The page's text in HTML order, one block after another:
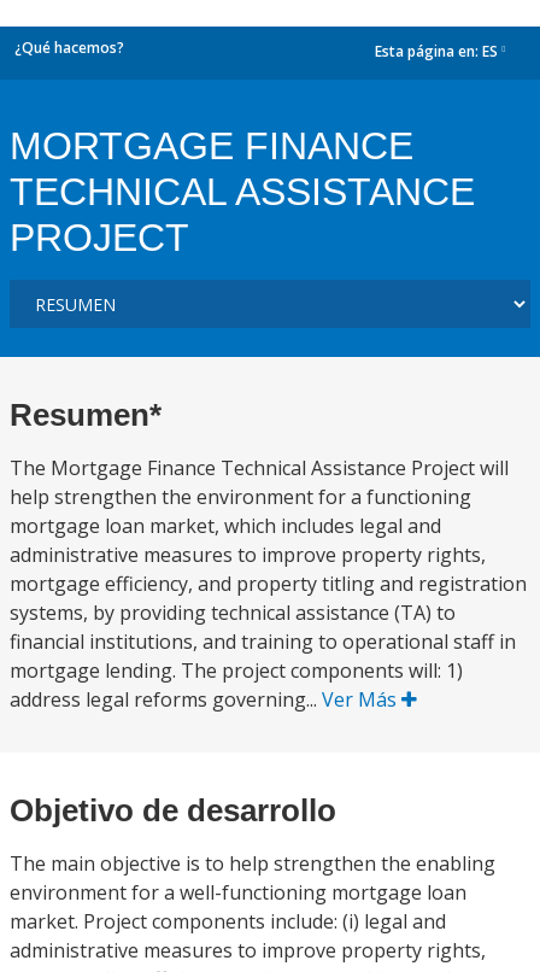
¿Qué hacemos? Esta página en: ES
MORTGAGE FINANCE
TECHNICAL ASSISTANCE
PROJECT
Resumen*
The Mortgage Finance Technical Assistance Project will
help strengthen the environment for a functioning
mortgage loan market, which includes legal and
administrative measures to improve property rights,
mortgage efficiency, and property titling and registration
systems, by providing technical assistance (TA) to
financial institutions, and training to operational staff in
mortgage lending. The project components will: 1)
address legal reforms governing... Ver Más
Objetivo de desarrollo
The main objective is to help strengthen the enabling
environment for a well-functioning mortgage loan
market. Project components include: (i) legal and
administrative measures to improve property rights,